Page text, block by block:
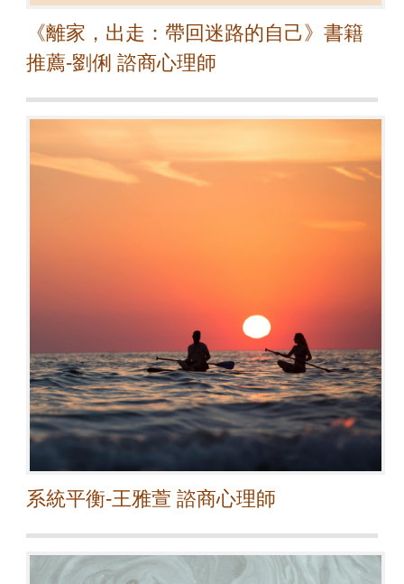
《離家，出走：帶回迷路的自己》書籍
推薦-劉俐 諮商心理師
系統平衡-王雅萱 諮商心理師